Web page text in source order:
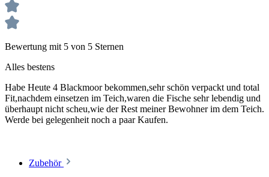
Bewertung mit 5 von 5 Sternen
Alles bestens
Habe Heute 4 Blackmoor bekommen,sehr schön verpackt und total
Fit,nachdem einsetzen im Teich,waren die Fische sehr lebendig und
überhaupt nicht scheu,wie der Rest meiner Bewohner im dem Teich.
Werde bei gelegenheit noch a paar Kaufen.
Zubehör